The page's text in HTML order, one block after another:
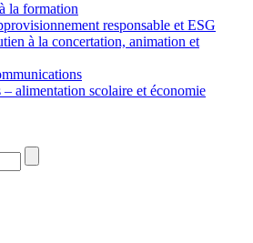
la formation
responsable et ESG
à la concertation, animation et
– alimentation scolaire et économie